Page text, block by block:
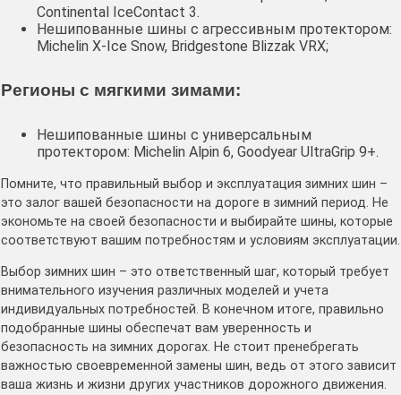
Continental IceContact 3.
Нешипованные шины с агрессивным протектором:
Michelin X-Ice Snow, Bridgestone Blizzak VRX;
Регионы с мягкими зимами:
Нешипованные шины с универсальным
протектором: Michelin Alpin 6, Goodyear UltraGrip 9+.
Помните, что правильный выбор и эксплуатация зимних шин –
это залог вашей безопасности на дороге в зимний период. Не
экономьте на своей безопасности и выбирайте шины, которые
соответствуют вашим потребностям и условиям эксплуатации.
Выбор зимних шин – это ответственный шаг, который требует
внимательного изучения различных моделей и учета
индивидуальных потребностей. В конечном итоге, правильно
подобранные шины обеспечат вам уверенность и
безопасность на зимних дорогах. Не стоит пренебрегать
важностью своевременной замены шин, ведь от этого зависит
ваша жизнь и жизни других участников дорожного движения.